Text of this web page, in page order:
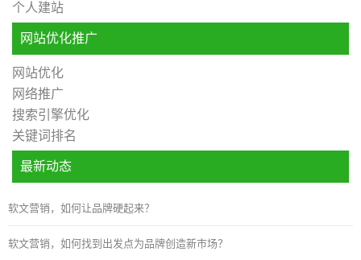
个人建站
网站优化推广
网站优化
网络推广
搜索引擎优化
关键词排名
最新动态
软文营销，如何让品牌硬起来？
软文营销，如何找到出发点为品牌创造新市场？